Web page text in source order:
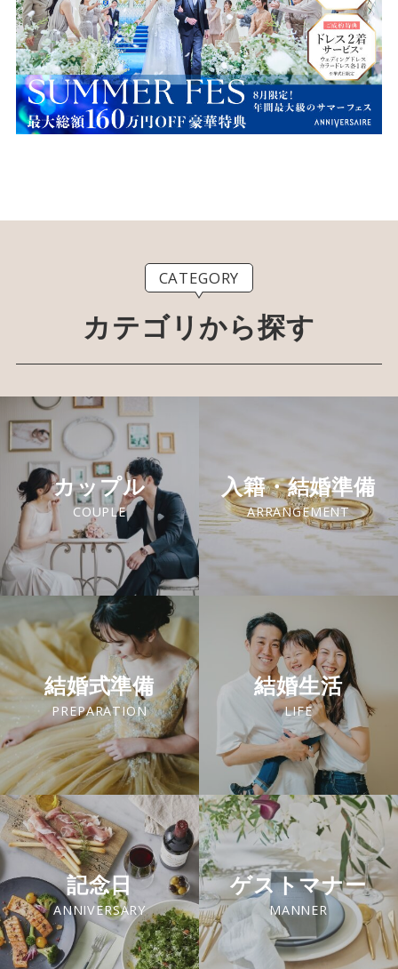
CATEGORY
カテゴリから探す
カップル
COUPLE
入籍・結婚準備
ARRANGEMENT
結婚式準備
PREPARATION
結婚生活
LIFE
記念日
ANNIVERSARY
ゲストマナー
MANNER